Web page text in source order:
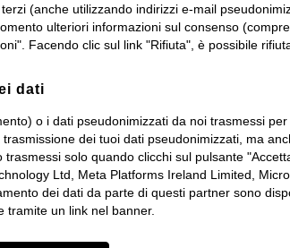
(anche utilizzando indirizzi e-mail
ulteriori informazioni sul consenso
Facendo clic sul link "Rifiuta", è possibile
dati
o i dati pseudonimizzati da noi trasmessi
dei tuoi dati pseudonimizzati, ma
solo quando clicchi sul pulsante
Ltd, Meta Platforms Ireland Limited,
dei dati da parte di questi partner sono
tramite un link nel banner.